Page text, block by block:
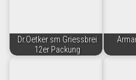
Dr.Oetker sm Griessbrei
12er Packung